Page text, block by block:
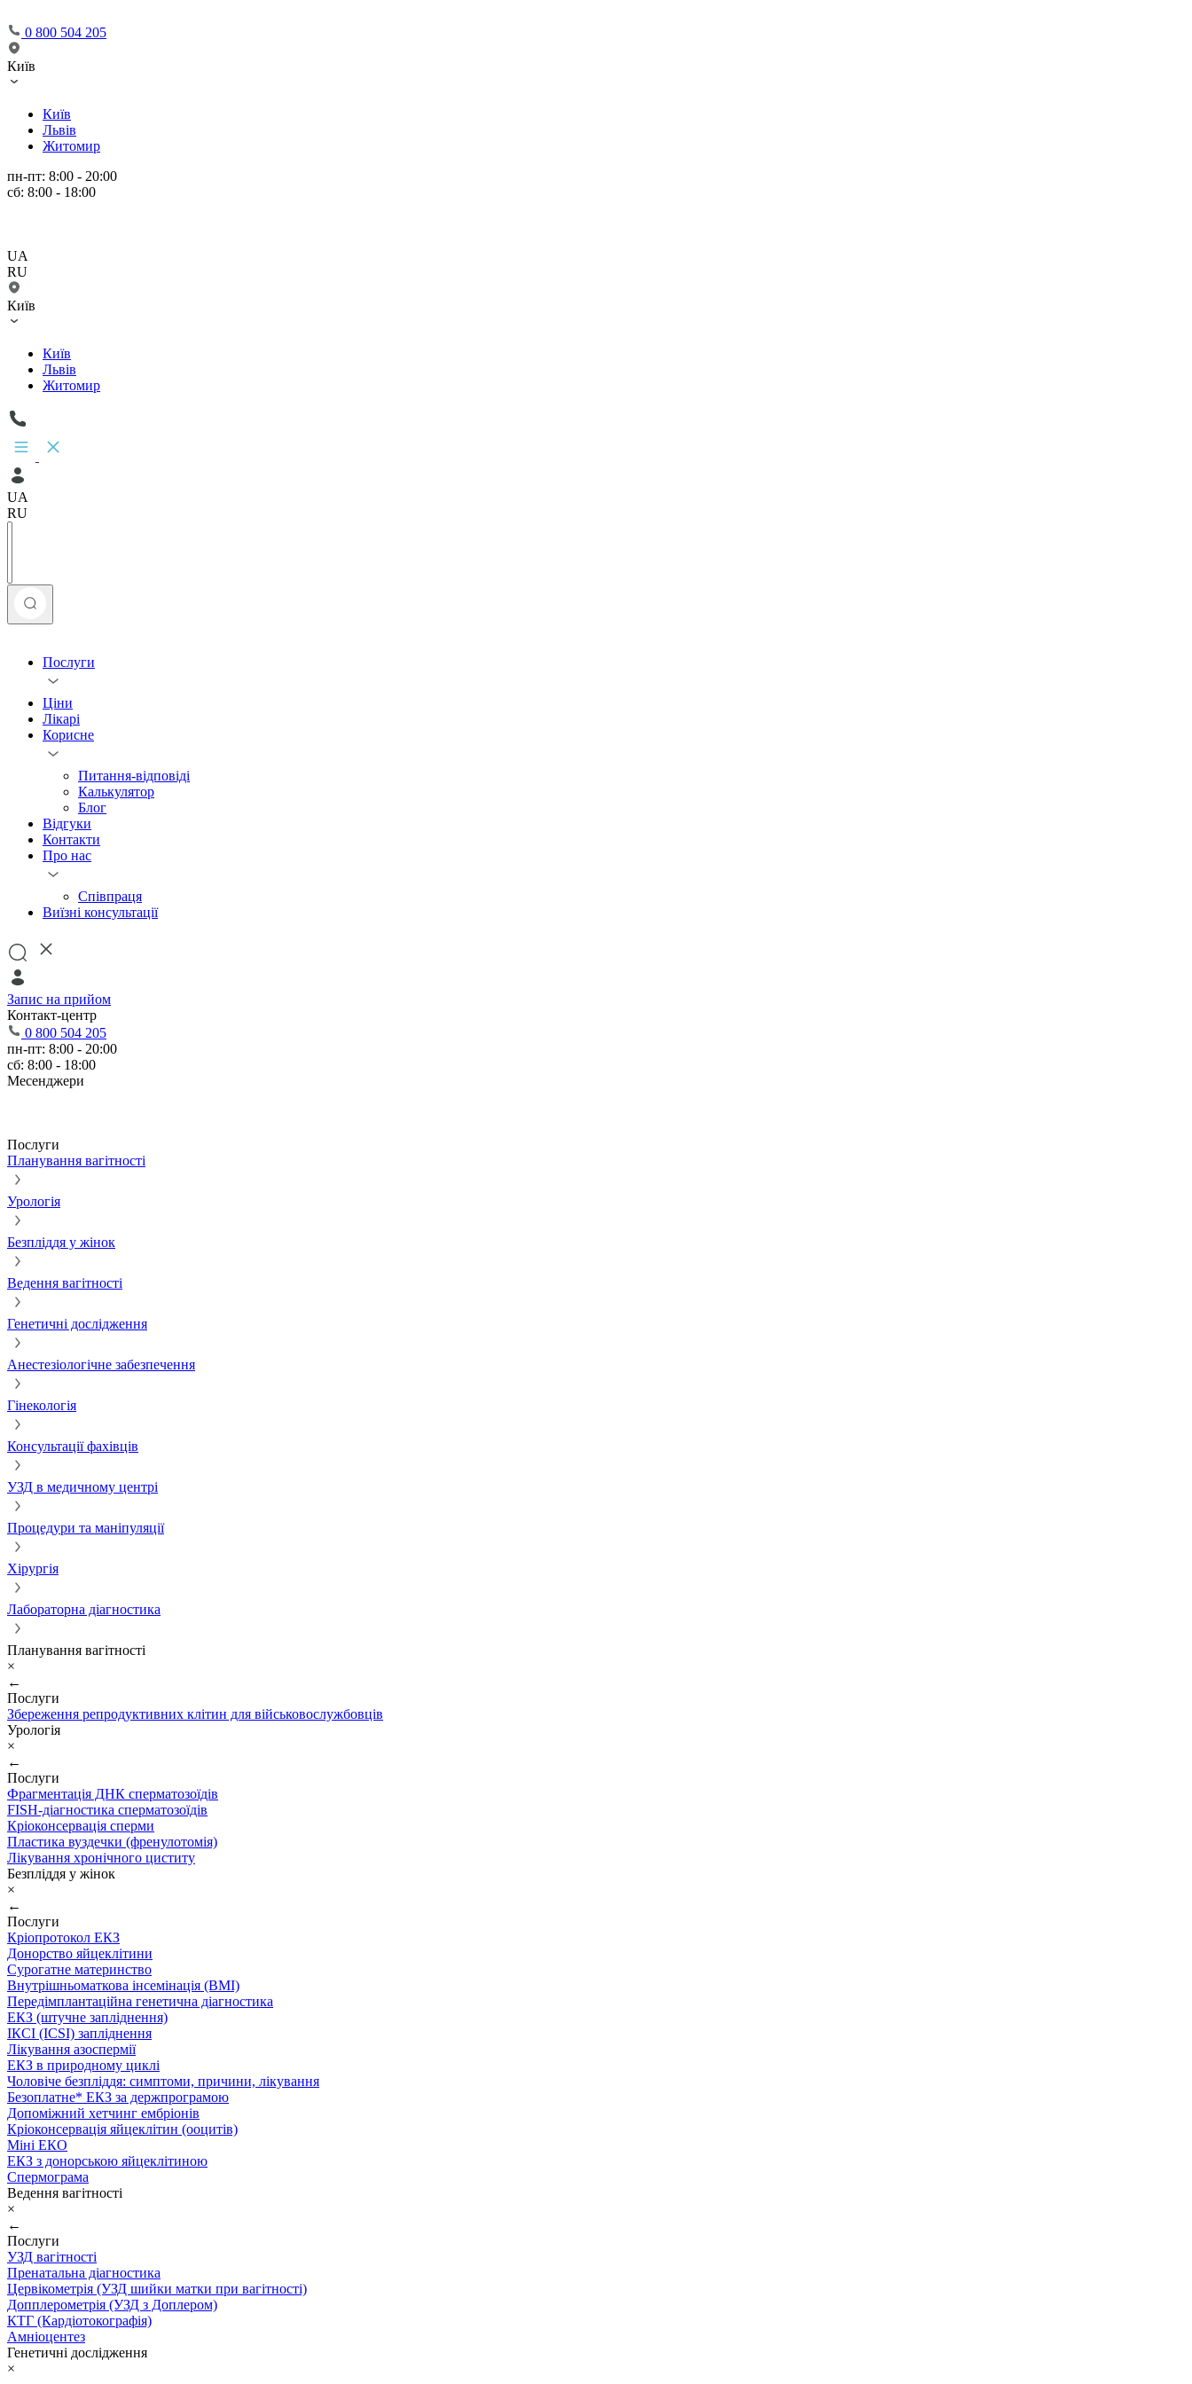
0 800 504 205
Київ
Київ
Львів
Житомир
пн-пт: 8:00 - 20:00
сб: 8:00 - 18:00
UA
RU
Київ
Київ
Львів
Житомир
UA
RU
Послуги
Ціни
Лікарі
Корисне
Питання-відповіді
Калькулятор
Блог
Відгуки
Контакти
Про нас
Співпраця
Виїзні консультації
Запис на прийом
Контакт-центр
0 800 504 205
пн-пт: 8:00 - 20:00
сб: 8:00 - 18:00
Месенджери
Послуги
Планування вагітності
Урологія
Безпліддя у жінок
Ведення вагітності
Генетичні дослідження
Анестезіологічне забезпечення
Гінекологія
Консультації фахівців
УЗД в медичному центрі
Процедури та маніпуляції
Хірургія
Лабораторна діагностика
Планування вагітності
×
←
Послуги
Збереження репродуктивних клітин для військовослужбовців
Урологія
×
←
Послуги
Фрагментація ДНК сперматозоїдів
FISH-діагностика сперматозоїдів
Кріоконсервація сперми
Пластика вуздечки (френулотомія)
Лікування хронічного циститу
Безпліддя у жінок
×
←
Послуги
Кріопротокол ЕКЗ
Донорство яйцеклітини
Сурогатне материнство
Внутрішньоматкова інсемінація (ВМІ)
Передімплантаційна генетична діагностика
ЕКЗ (штучне запліднення)
ІКСІ (ICSI) запліднення
Лікування азоспермії
ЕКЗ в природному циклі
Чоловіче безпліддя: симптоми, причини, лікування
Безоплатне* ЕКЗ за держпрограмою
Допоміжний хетчинг ембріонів
Кріоконсервація яйцеклітин (ооцитів)
Міні ЕКО
ЕКЗ з донорською яйцеклітиною
Спермограма
Ведення вагітності
×
←
Послуги
УЗД вагітності
Пренатальна діагностика
Цервікометрія (УЗД шийки матки при вагітності)
Допплерометрія (УЗД з Доплером)
КТГ (Кардіотокографія)
Амніоцентез
Генетичні дослідження
×